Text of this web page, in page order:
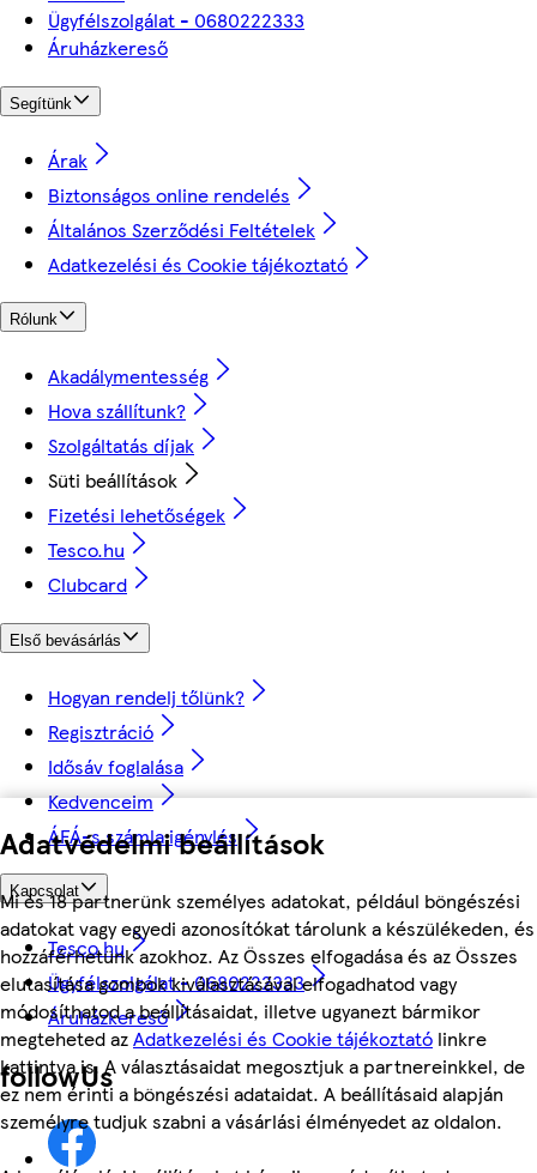
Adatvédelmi beállítások
Mi és 18 partnerünk személyes adatokat, például böngészési
adatokat vagy egyedi azonosítókat tárolunk a készülékeden, és
hozzáférhetünk azokhoz. Az Összes elfogadása és az Összes
elutasítása gombok kiválasztásával elfogadhatod vagy
módosíthatod a beállításaidat, illetve ugyanezt bármikor
megteheted azAdatkezelési és Cookie tájékoztató linkre
kattintva is. A választásaidat megosztjuk a partnereinkkel, de
ez nem érinti a böngészési adataidat. A beállításaid alapján
személyre tudjuk szabni a vásárlási élményedet az oldalon.
Ügyfélszolgálat - 0680222333
Áruházkereső
Segítünk
Árak
Biztonságos online rendelés
Általános Szerződési Feltételek
Adatkezelési és Cookie tájékoztató
Rólunk
Akadálymentesség
Hova szállítunk?
Szolgáltatás díjak
Süti beállítások
Fizetési lehetőségek
Tesco.hu
Clubcard
Első bevásárlás
Hogyan rendelj tőlünk?
Regisztráció
Idősáv foglalása
Kedvenceim
ÁFÁ-s számla igénylés
Kapcsolat
Tesco.hu
Ügyfélszolgálat - 0680222333
Áruházkereső
followUs